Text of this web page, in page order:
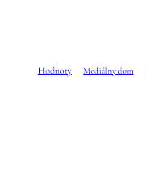
Hodnoty Mediálny dom